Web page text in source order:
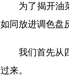
为了揭开油菜
如同放进调色盘
我们首先从四
过来。